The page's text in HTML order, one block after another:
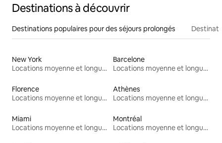
Destinations à découvrir
Destinations populaires pour des séjours prolongés
New York
Locations moyenne et longue durée
Barcelone
Locations moyenne et longue durée
Florence
Locations moyenne et longue durée
Athènes
Locations moyenne et longue durée
Miami
Locations moyenne et longue durée
Montréal
Locations moyenne et longue durée